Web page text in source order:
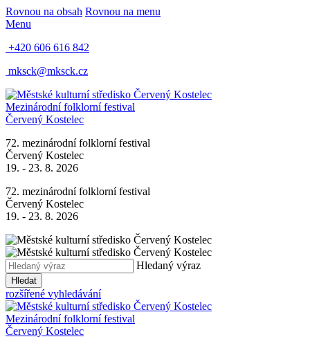
Rovnou na obsah Rovnou na menu
Menu
+420 606 616 842
mksck@mksck.cz
Mezinárodní folklorní festival
Červený Kostelec
72. mezinárodní folklorní festival
Červený Kostelec
19. - 23. 8. 2026
72. mezinárodní folklorní festival
Červený Kostelec
19. - 23. 8. 2026
Hledaný výraz
Hledat
rozšířené vyhledávání
Mezinárodní folklorní festival
Červený Kostelec